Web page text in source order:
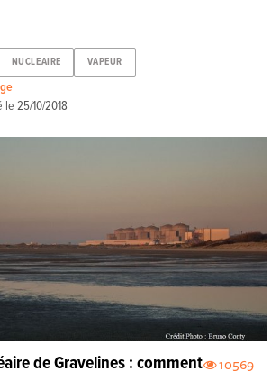
NUCLEAIRE VAPEUR
le25/10/2018
10569
de Gravelines : comment